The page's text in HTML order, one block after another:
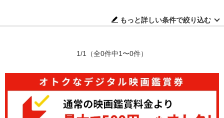
もっと詳しい条件で絞り込む
1/1 （全0件中1〜0件）